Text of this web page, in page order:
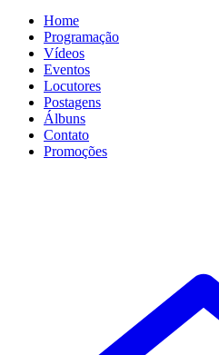
Home
Programação
Vídeos
Eventos
Locutores
Postagens
Álbuns
Contato
Promoções